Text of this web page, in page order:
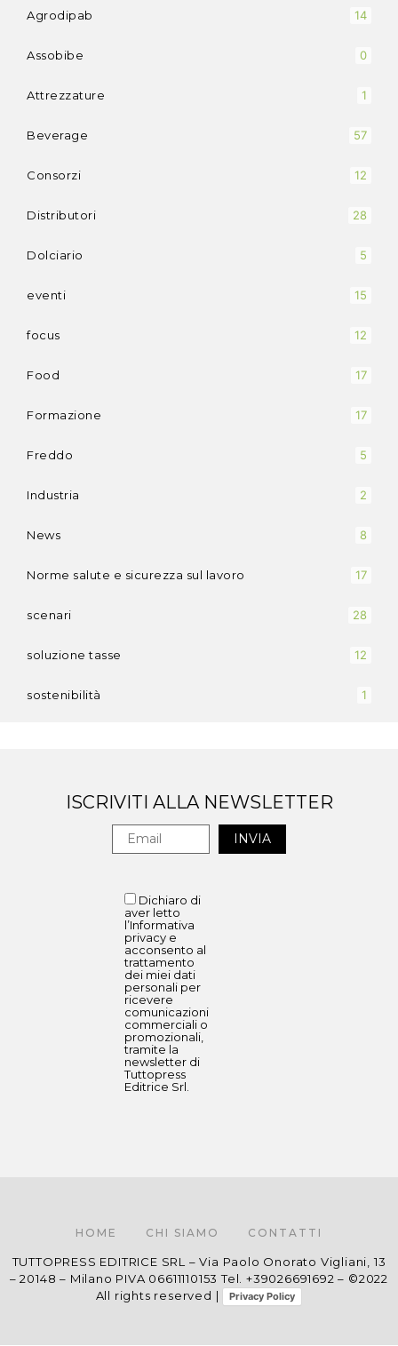
Agrodipab 14
Assobibe 0
Attrezzature 1
Beverage 57
Consorzi 12
Distributori 28
Dolciario 5
eventi 15
focus 12
Food 17
Formazione 17
Freddo 5
Industria 2
News 8
Norme salute e sicurezza sul lavoro 17
scenari 28
soluzione tasse 12
sostenibilità 1
ISCRIVITI ALLA NEWSLETTER
Dichiaro di
aver letto
l’Informativa
privacy e
acconsento al
trattamento
dei miei dati
personali per
ricevere
comunicazioni
commerciali o
promozionali,
tramite la
newsletter di
Tuttopress
Editrice Srl.
HOME CHI SIAMO CONTATTI
TUTTOPRESS EDITRICE SRL – Via Paolo Onorato Vigliani, 13
– 20148 – Milano PIVA 06611110153 Tel. +39026691692 – ©2022
All rights reserved |
Privacy Policy